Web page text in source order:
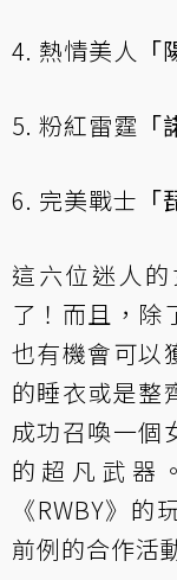
4. 熱情美人
5. 粉紅雷霆
6. 完美戰士
這六位迷人
了！而且，除
也有機會可以
的睡衣或是整
成功召喚一個
的超凡武器
《RWBY》
前例的合作活